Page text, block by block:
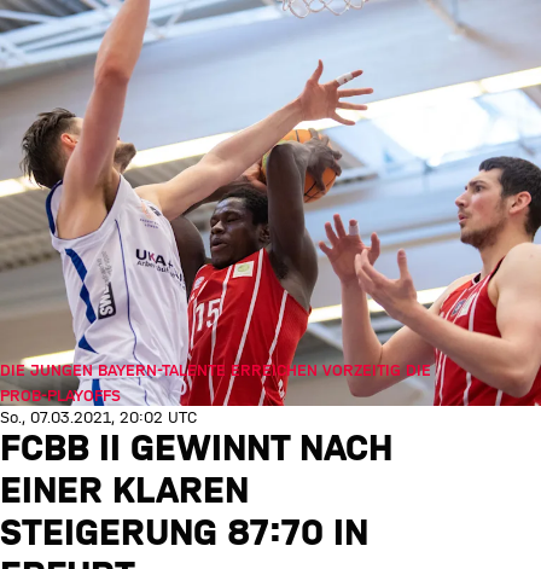
DIE JUNGEN BAYERN-TALENTE ERREICHEN VORZEITIG DIE
PROB-PLAYOFFS
So., 07.03.2021, 20:02 UTC
FCBB II GEWINNT NACH
EINER KLAREN
STEIGERUNG 87:70 IN